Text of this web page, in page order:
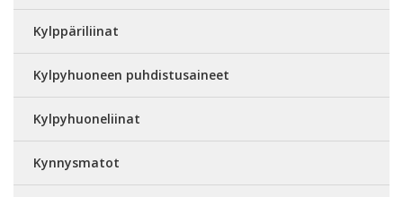
Kylppäriliinat
Kylpyhuoneen puhdistusaineet
Kylpyhuoneliinat
Kynnysmatot